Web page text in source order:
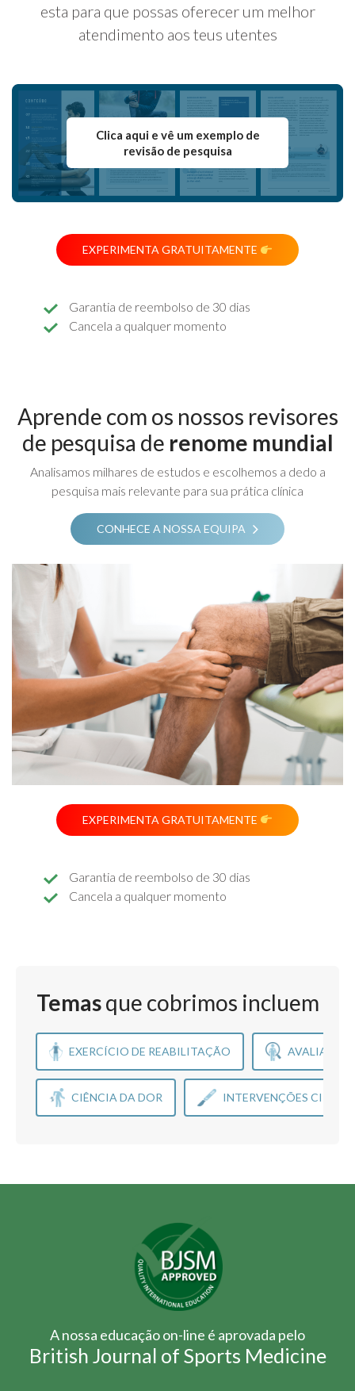
esta para que possas oferecer um melhor
atendimento aos teus utentes
Clica aqui e vê um exemplo de
revisão de pesquisa
EXPERIMENTA GRATUITAMENTE
Garantia de reembolso de 30 dias
Cancela a qualquer momento
Aprende com os nossos revisores
de pesquisa de renome mundial
Analisamos milhares de estudos e escolhemos a dedo a
pesquisa mais relevante para sua prática clínica
CONHECE A NOSSA EQUIPA
EXPERIMENTA GRATUITAMENTE
Garantia de reembolso de 30 dias
Cancela a qualquer momento
Temasque cobrimos incluem
EXERCÍCIO DE REABILITAÇÃO
CIÊNCIA DA DOR INTERVENÇÕES
A nossa educação on-line é aprovada pelo
British Journal of Sports Medicine